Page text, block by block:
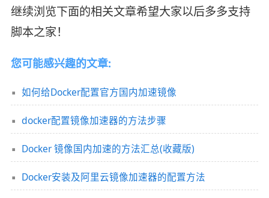
继续浏览下面的相关文章希望大家以后多多支持
脚本之家！
您可能感兴趣的文章:
如何给Docker配置官方国内加速镜像
docker配置镜像加速器的方法步骤
Docker 镜像国内加速的方法汇总(收藏版)
Docker安装及阿里云镜像加速器的配置方法